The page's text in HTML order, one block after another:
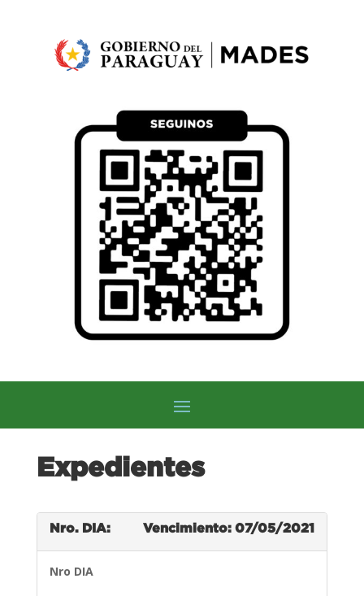
Expedientes
Nro. DIA: Vencimiento: 07/05/2021
Nro DIA